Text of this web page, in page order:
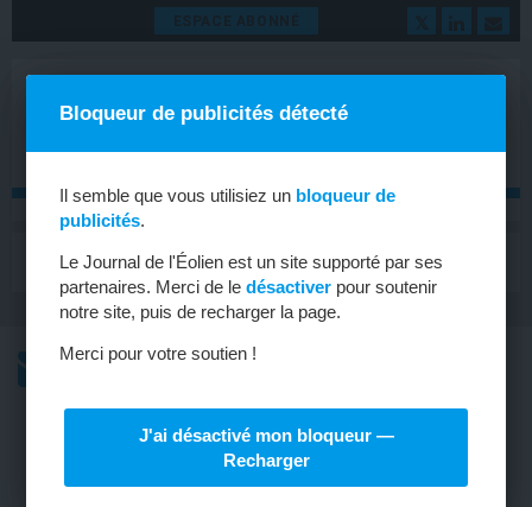
ESPACE ABONNÉ
MENU
L’ACTU
ÉOLIEN
Près de 32 000 emplois dans l’éolien
Bloqueur de publicités détecté
Il semble que vous utilisiez un bloqueur de
publicités.
Le Journal de l'Éolien est un site supporté par ses
partenaires. Merci de ledésactiver pour soutenir
notre site, puis de recharger la page.
Merci pour votre soutien !
J'ai désactivé mon bloqueur —
Recharger